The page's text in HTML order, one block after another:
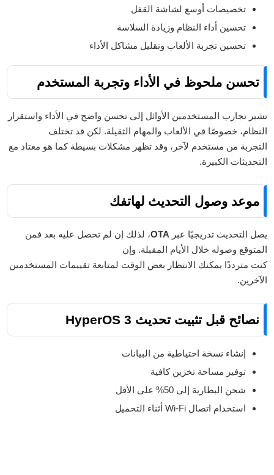
تخصيصات أوسع لشاشة القفل
تحسين أداء النظام وزيادة السلاسة
تحسين تجربة الألعاب وتقليل مشاكل الأداء
تحسن ملحوظ في الأداء وتجربة المستخدم
تشير تجارب المستخدمين الأوائل إلى تحسن واضح في الأداء واستقرار
النظام، خصوصًا في الألعاب والمهام الثقيلة. لكن قد تختلف
التجربة من مستخدم لآخر، وقد تظهر مشكلات بسيطة كما هو معتاد مع
التحديثات الكبيرة.
موعد وصول التحديث لهاتفك
يصل التحديث تدريجيًا عبر OTA، لذلك إن لم تحصل عليه بعد فمن
المتوقع وصوله خلال الأيام المقبلة. وإن
كنت مترددًا يمكنك الانتظار بعض الوقت لمتابعة تقييمات المستخدمين
الآخرين.
نصائح قبل تثبيت تحديث HyperOS 3
إنشاء نسخة احتياطية من البيانات
توفير مساحة تخزين كافية
شحن البطارية إلى 50% على الأقل
استخدام اتصال Wi-Fi أثناء التحميل